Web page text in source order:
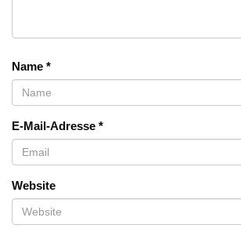
Name *
E-Mail-Adresse *
Website